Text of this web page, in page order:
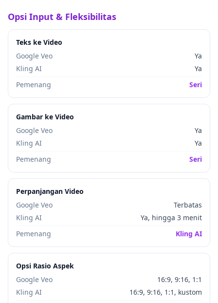
Opsi Input & Fleksibilitas
Teks ke Video
Google Veo
Ya
Kling AI
Ya
Pemenang
Seri
Gambar ke Video
Google Veo
Ya
Kling AI
Ya
Pemenang
Seri
Perpanjangan Video
Google Veo
Terbatas
Kling AI
Ya, hingga 3 menit
Pemenang
Kling AI
Opsi Rasio Aspek
Google Veo
16:9, 9:16, 1:1
Kling AI
16:9, 9:16, 1:1, kustom